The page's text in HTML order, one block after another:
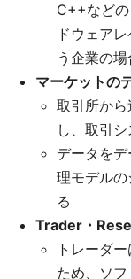
C++など
ドウェア
う企業の場
マーケットの
取引所か
し、取引
データを
理モデル
る
Trader・
トレーダ
ため、ソ